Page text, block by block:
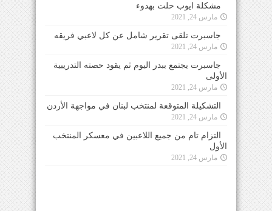
مشكلة ايوب حلت بهدوء
مارس 24, 2021
جاسبرت تلقى تقرير شامل عن كل لاعبي فريقه
مارس 24, 2021
جاسبرت يجتمع ببدر اليوم ثم يقود حصته التدريبية
الأولى
مارس 24, 2021
التشكيلة المتوقعة لمنتخب لبنان في مواجهة الأردن
مارس 24, 2021
التزام تام من جميع اللاعبين في معسكر المنتخب
الأول
مارس 24, 2021